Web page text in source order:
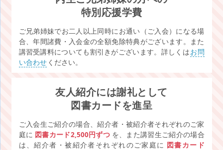
特別応援学費
ご兄弟姉妹でお二人以上同時にお通い（ご入会）になる場
合、年間諸費・入会金の全額免除特典がございます。また
講習受講料についても割引きがございます。詳しくはお問
い合わせ ください。
友人紹介には謝礼として
図書カードを進呈
ご入会生ご紹介の場合、紹介者・被紹介者それぞれのご家
庭に 図書カード2,500円ずつ を、また講習生ご紹介の場合
は、紹介者・被紹介者それぞれのご家庭に 図書カード